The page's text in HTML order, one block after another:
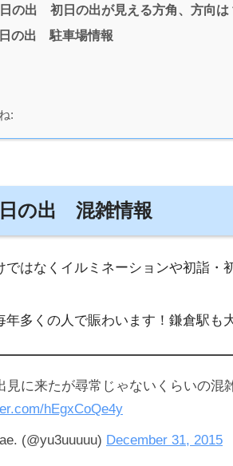
の出 初日の出が見える方角、方向は
の出 駐車場情報
:
の出 混雑情報
ではなくイルミネーションや初詣・
年多くの人で賑わいます！鎌倉駅も
見に来たが尋常じゃないくらいの混
hEgxCoQe4y
(@yu3uuuuu) December 31, 2015